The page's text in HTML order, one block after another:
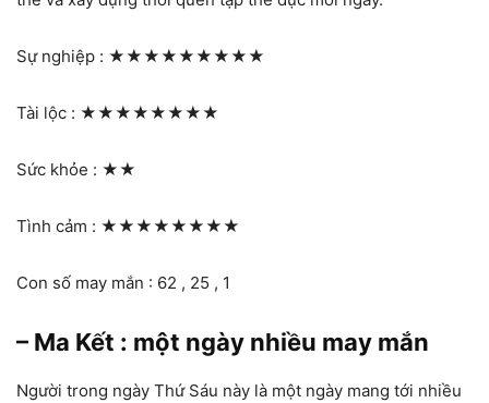
Sự nghiệp : ★★★★★★★★★
Tài lộc : ★★★★★★★★
Sức khỏe : ★★
Tình cảm : ★★★★★★★★
Con số may mắn : 62 , 25 , 1
– Ma Kết : một ngày nhiều may mắn
Người trong ngày Thứ Sáu này là một ngày mang tới nhiều